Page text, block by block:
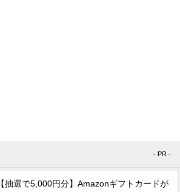
- PR -
【抽選で5,000円分】Amazonギフトカードが